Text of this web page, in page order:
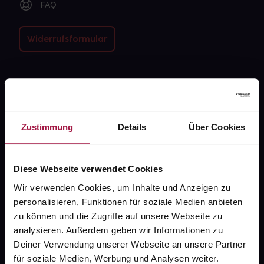
Zustimmung Details Über Cookies
Diese Webseite verwendet Cookies
Wir verwenden Cookies, um Inhalte und Anzeigen zu
personalisieren, Funktionen für soziale Medien anbieten
zu können und die Zugriffe auf unsere Webseite zu
analysieren. Außerdem geben wir Informationen zu
Deiner Verwendung unserer Webseite an unsere Partner
für soziale Medien, Werbung und Analysen weiter.
FAQ
Widerrufsformular
Karriere
Barrierefreiheitserklärung
PAYBACK
gesund-versorger.de
Sanitätshäuser